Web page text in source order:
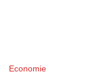
Economie